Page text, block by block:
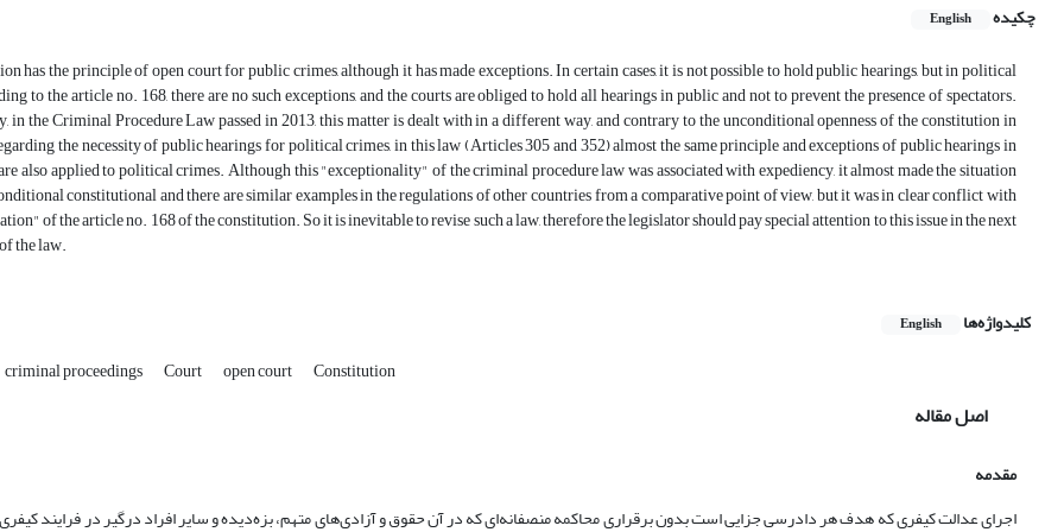
چکیده
English
has the principle of open court for public crimes, although it has made exceptions. In certain cases, it is not possible to hold public hearings, but in political
to the article no. 168, there are no such exceptions, and the courts are obliged to hold all hearings in public and not to prevent the presence of spectators.
in the Criminal Procedure Law passed in 2013, this matter is dealt with in a different way, and contrary to the unconditional openness of the constitution in
the necessity of public hearings for political crimes, in this law (Articles 305 and 352) almost the same principle and exceptions of public hearings in
also applied to political crimes. Although this "exceptionality" of the criminal procedure law was associated with expediency, it almost made the situation
constitutional and there are similar examples in the regulations of other countries from a comparative point of view, but it was in clear conflict with
of the article no. 168 of the constitution. So it is inevitable to revise such a law, therefore the legislator should pay special attention to this issue in the next
the law.
کلیدواژه‌ها English
criminal proceedings Court open court Constitution
اصل مقاله
مقدمه
اجرای عدالت کیفری که هدف هر دادرسی جزایی است بدون برقراری محاکمه منصفانه‌ای که در آن حقوق و آزادی‌های متهم، بزه‌دیده و سایر افراد درگیر در فرایند